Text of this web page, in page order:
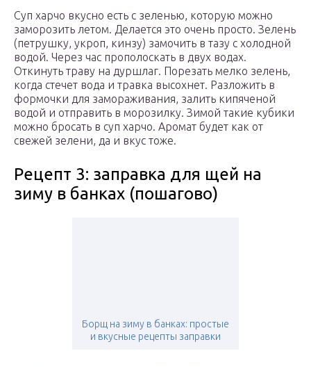
Суп харчо вкусно есть с зеленью, которую можно
заморозить летом. Делается это очень просто. Зелень
(петрушку, укроп, кинзу) замочить в тазу с холодной
водой. Через час прополоскать в двух водах.
Откинуть траву на дуршлаг. Порезать мелко зелень,
когда стечет вода и травка высохнет. Разложить в
формочки для замораживания, залить кипяченой
водой и отправить в морозилку. Зимой такие кубики
можно бросать в суп харчо. Аромат будет как от
свежей зелени, да и вкус тоже.
Рецепт 3: заправка для щей на
зиму в банках (пошагово)
Борщ на зиму в банках: простые
и вкусные рецепты заправки